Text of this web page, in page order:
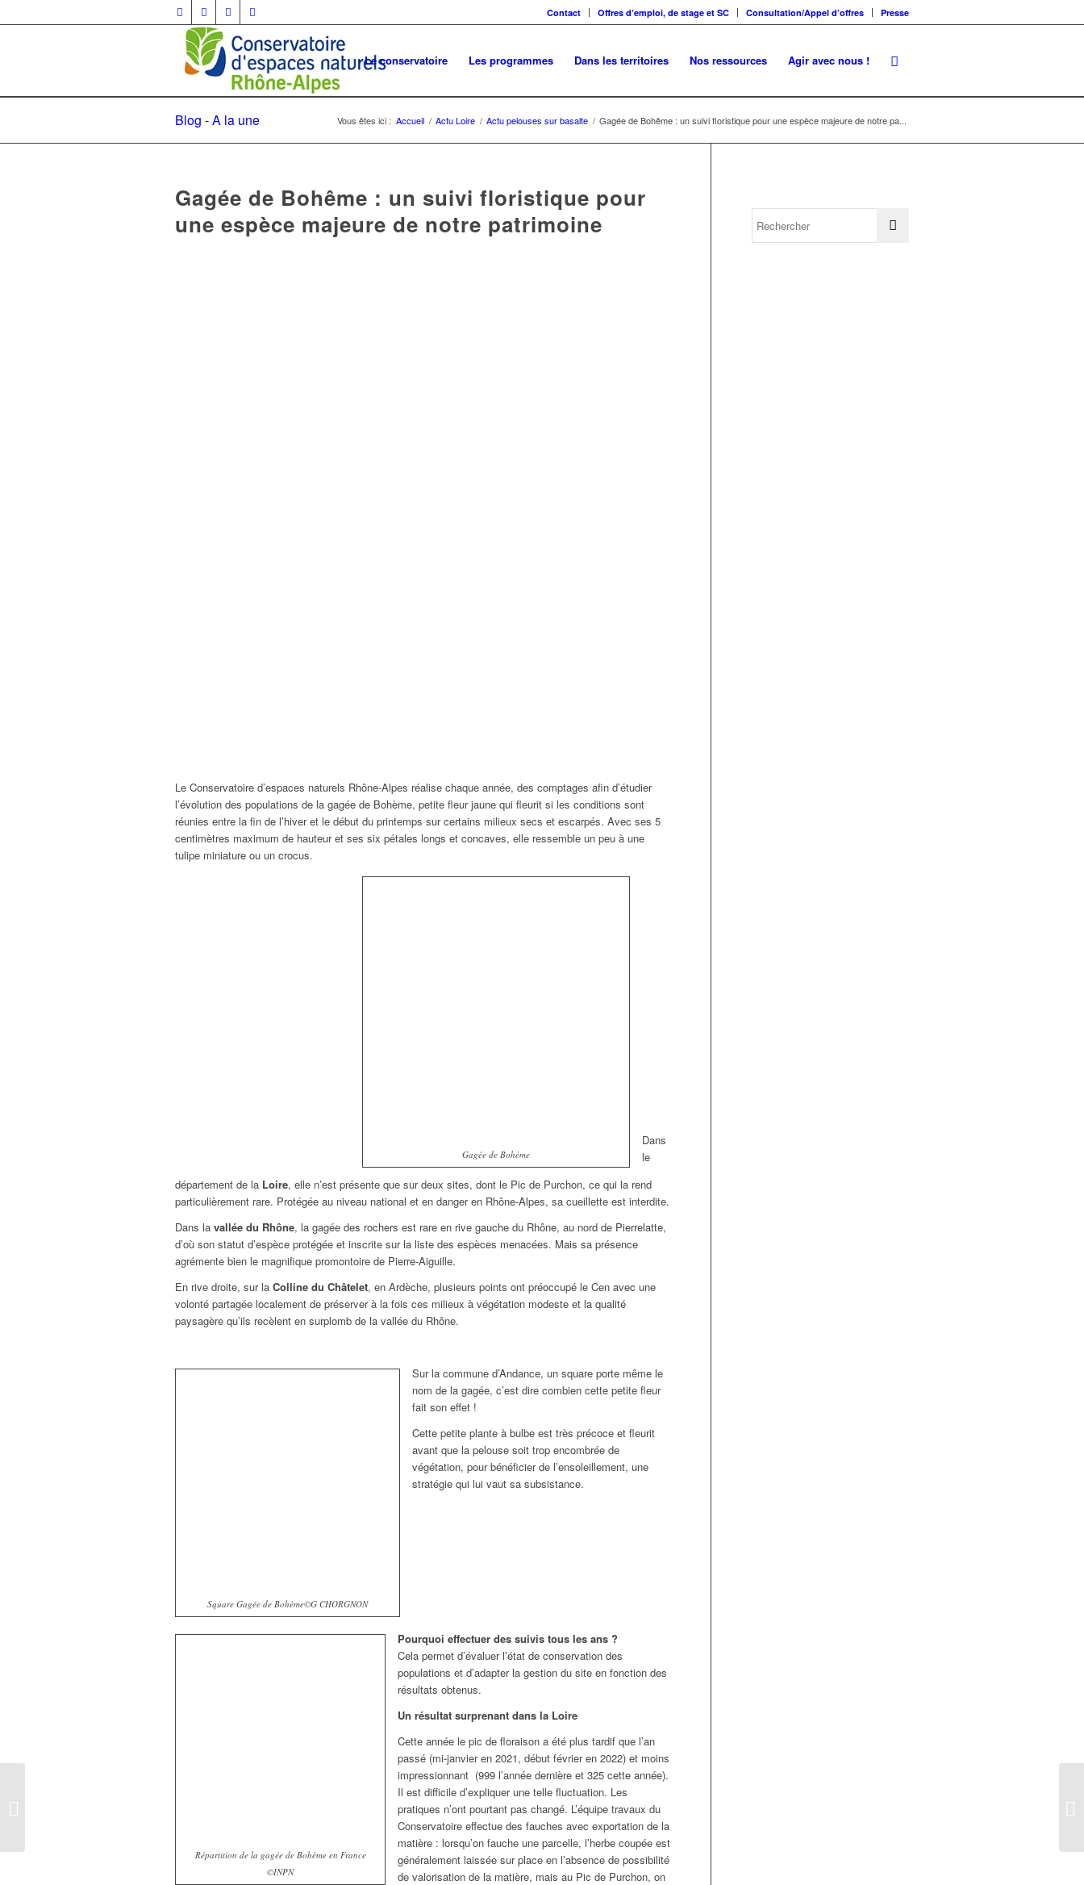
Contact Offres d’emploi, de stage et SC Consultation/Appel d’offres Presse
Le conservatoire Les programmes Dans les territoires Nos ressources Agir avec nous !
Blog - A la une Vous êtes ici : Accueil / Actu Loire / Actu pelouses sur basalte / Gagée de Bohême : un suivi floristique pour une espèce majeure de notre pa...
Gagée de Bohême : un suivi floristique pour
une espèce majeure de notre patrimoine
Le Conservatoire d’espaces naturels Rhône-Alpes réalise chaque année, des comptages afin d’étudier
l’évolution des populations de la gagée de Bohème, petite fleur jaune qui fleurit si les conditions sont
réunies entre la fin de l’hiver et le début du printemps sur certains milieux secs et escarpés. Avec ses 5
centimètres maximum de hauteur et ses six pétales longs et concaves, elle ressemble un peu à une
tulipe miniature ou un crocus.
Gagée de Bohème
Dans
le
département de la Loire, elle n’est présente que sur deux sites, dont le Pic de Purchon, ce qui la rend
particulièrement rare. Protégée au niveau national et en danger en Rhône-Alpes, sa cueillette est interdite.
Dans la vallée du Rhône, la gagée des rochers est rare en rive gauche du Rhône, au nord de Pierrelatte,
d’où son statut d’espèce protégée et inscrite sur la liste des espèces menacées. Mais sa présence
agrémente bien le magnifique promontoire de Pierre-Aiguille.
En rive droite, sur la Colline du Châtelet, en Ardèche, plusieurs points ont préoccupé le Cen avec une
volonté partagée localement de préserver à la fois ces milieux à végétation modeste et la qualité
paysagère qu’ils recèlent en surplomb de la vallée du Rhône.
Square Gagée de Bohème©G CHORGNON
Sur la commune d’Andance, un square porte même le
nom de la gagée, c’est dire combien cette petite fleur
fait son effet !
Cette petite plante à bulbe est très précoce et fleurit
avant que la pelouse soit trop encombrée de
végétation, pour bénéficier de l’ensoleillement, une
stratégie qui lui vaut sa subsistance.
Répartition de la gagée de Bohème en France
©INPN
Pourquoi effectuer des suivis tous les ans ?
Cela permet d’évaluer l’état de conservation des
populations et d’adapter la gestion du site en fonction des
résultats obtenus.
Un résultat surprenant dans la Loire
Cette année le pic de floraison a été plus tardif que l’an
passé (mi-janvier en 2021, début février en 2022) et moins
impressionnant (999 l’année dernière et 325 cette année).
Il est difficile d’expliquer une telle fluctuation. Les
pratiques n’ont pourtant pas changé. L’équipe travaux du
Conservatoire effectue des fauches avec exportation de la
matière : lorsqu’on fauche une parcelle, l’herbe coupée est
généralement laissée sur place en l’absence de possibilité
de valorisation de la matière, mais au Pic de Purchon, on